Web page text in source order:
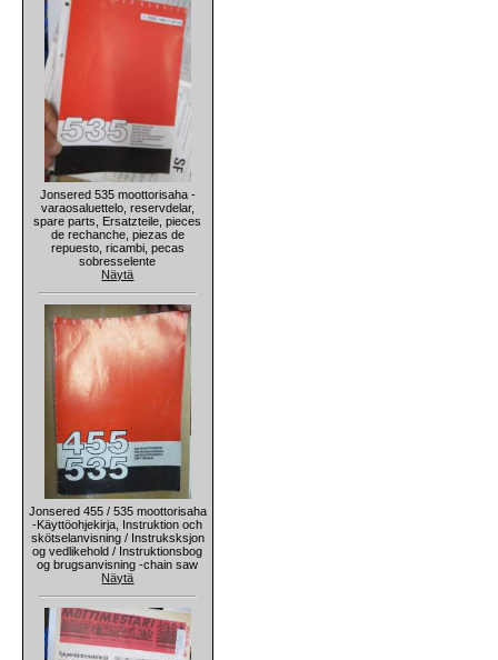
Jonsered 535 moottorisaha -
varaosaluettelo, reservdelar,
spare parts, Ersatzteile, pieces
de rechanche, piezas de
repuesto, ricambi, pecas
sobresselente
Näytä
Jonsered 455 / 535 moottorisaha
-Käyttöohjekirja, Instruktion och
skötselanvisning / Instruksksjon
og vedlikehold / Instruktionsbog
og brugsanvisning -chain saw
Näytä